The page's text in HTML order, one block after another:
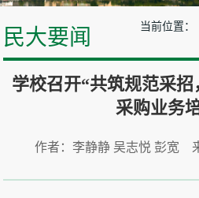
民大要闻 当前位置：
学校召开“共筑规范采
采购业务
作者：李静静 吴志悦 彭宽